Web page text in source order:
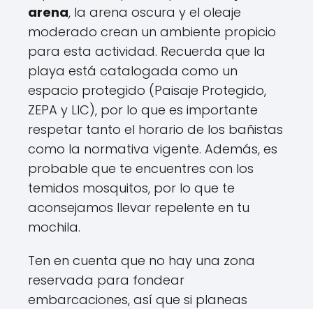
arena, la arena oscura y el oleaje
moderado crean un ambiente propicio
para esta actividad. Recuerda que la
playa está catalogada como un
espacio protegido (Paisaje Protegido,
ZEPA y LIC), por lo que es importante
respetar tanto el horario de los bañistas
como la normativa vigente. Además, es
probable que te encuentres con los
temidos mosquitos, por lo que te
aconsejamos llevar repelente en tu
mochila.
Ten en cuenta que no hay una zona
reservada para fondear
embarcaciones, así que si planeas